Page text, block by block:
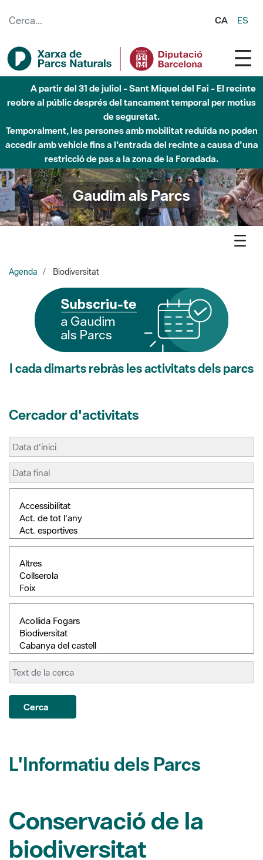
CA ES
Fins al desembre de 2026 - Parc Fluvial Besòs -
Afectacions a la llera del Parc Fluvial del Besòs degut a
obres de construcció d'una passera sobre el riu
Gaudim als Parcs
Agenda Biodiversitat
I cada dimarts rebràs les activitats dels parcs
Cercador d'activitats
Cerca
L'Informatiu dels Parcs
Conservació de la
biodiversitat
< SETEMBRE 2024
dl
dt dc dj